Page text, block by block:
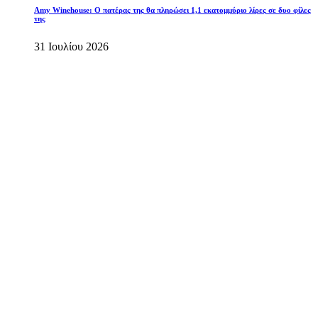
Amy Winehouse: Ο πατέρας της θα πληρώσει 1,1 εκατομμύριο λίρες σε δυο φίλες
της
31 Ιουλίου 2026